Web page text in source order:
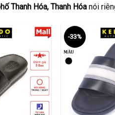
Thanh Hóa, Thanh Hóa nói
-33%